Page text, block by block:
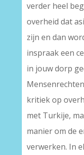
verder heel
overheid dat
zijn en dan
inspraak een
in jouw dorp
kritiek op
met Turkije,
manier om de
verwerken. In